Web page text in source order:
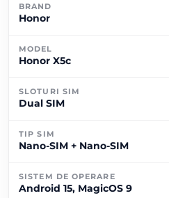
BRAND
Honor
MODEL
Honor X5c
SLOTURI SIM
Dual SIM
TIP SIM
Nano-SIM + Nano-SIM
SISTEM DE OPERARE
Android 15, MagicOS 9